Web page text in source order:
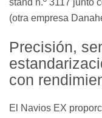
stand n.º 3117 junto
(otra empresa
Precisión,
con
El Navios EX